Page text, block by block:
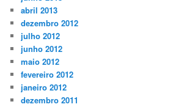
abril 2013
dezembro 2012
julho 2012
junho 2012
maio 2012
fevereiro 2012
janeiro 2012
dezembro 2011